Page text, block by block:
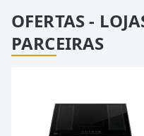
OFERTAS -
PARCEIRAS